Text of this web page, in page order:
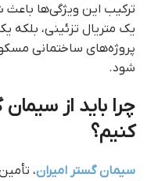
یک متریال تزئینی، بلکه
پروژه‌های ساختمانی
شود.
چرا باید از
کنیم؟
سیمان گستر امیران،